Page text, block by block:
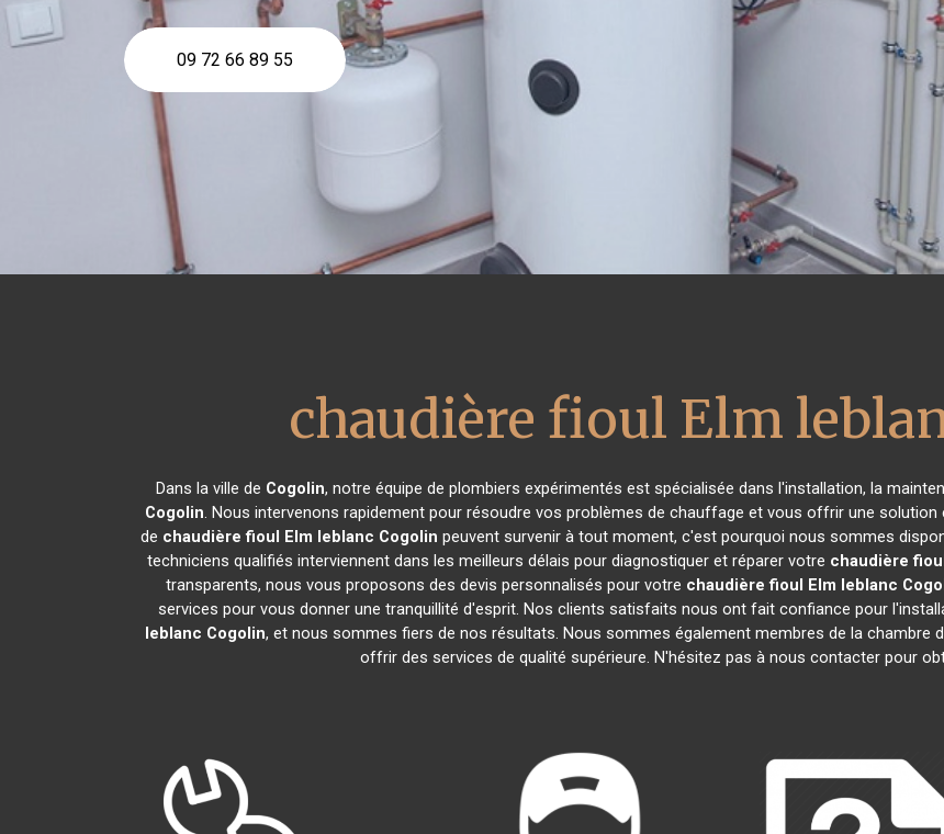
09 72 66 89 55
chaudière fioul Elm
Dans la ville de Cogolin, notre équipe de plombiers expérimentés est spécialisée dans l'installation, la
Cogolin. Nous intervenons rapidement pour résoudre vos problèmes de chauffage et vous offrir une
de chaudière fioul Elm leblanc Cogolin peuvent survenir à tout moment, c'est pourquoi nous sommes
techniciens qualifiés interviennent dans les meilleurs délais pour diagnostiquer et réparer votre chaudière
transparents, nous vous proposons des devis personnalisés pour votre chaudière fioul Elm leblanc
services pour vous donner une tranquillité d'esprit. Nos clients satisfaits nous ont fait confiance pour
leblanc Cogolin, et nous sommes fiers de nos résultats. Nous sommes également membres de la chambre
offrir des services de qualité supérieure. N'hésitez pas à nous contacter pour